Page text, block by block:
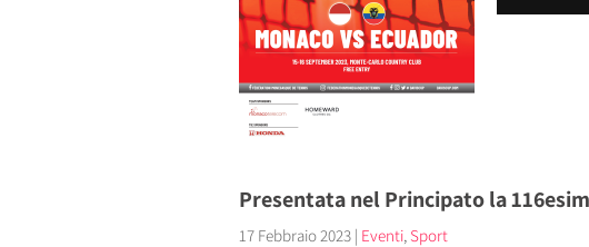
Presentata nel Principato la
17 Febbraio 2023 | Eventi, Sport